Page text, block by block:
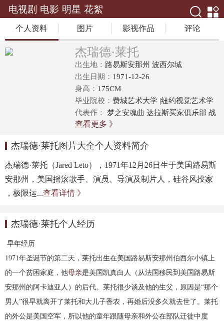
电视剧 电影 明星 花絮
个人资料 图片 影视作品 评论
杰瑞德·莱托
出生地： 路易斯安那州 波西尔城
出生日期： 1971-12-26
身高： 175CM
毕业院校： 费城艺术大学 |纽约视觉艺术学
院
代表作：
梦之安魂曲 达拉斯买家俱乐部 战
争之王
查看更多 》
杰瑞德·莱托图片大全个人资料简介
杰瑞德·莱托（Jared Leto），1971年12月26日生于美国路易斯
安那州，美国摇滚歌手、演员、导演及制片人，硅谷风投家
，极限运...查看详情 》
杰瑞德·莱托个人经历
早年经历
1971年圣诞节的第二天，莱托出生在美国路易斯安那州伯西尔小镇上
的一个贫困家庭，他母亲是美国凯真白人（从法国移民到美国路易斯
安那州的阿卡迪亚人）的后代。莱托很少谈及他的生父，原因是“那个
男人”很早就离开了莱托和大儿子香农，再婚后没多久就去世了。莱托
的外公是美国空军，所以他的童年跟随母亲和外公在部队迁徙中度